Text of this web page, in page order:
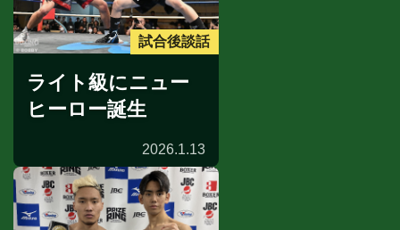
試合後談話
ライト級にニュー
ヒーロー誕生
2026.1.13